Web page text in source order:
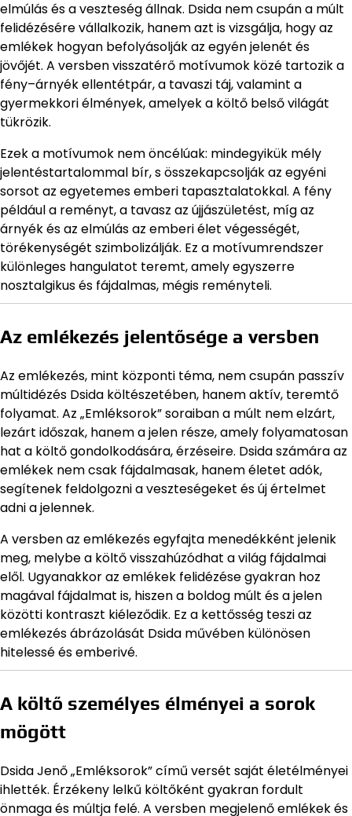
elmúlás és a veszteség állnak. Dsida nem csupán a múlt
felidézésére vállalkozik, hanem azt is vizsgálja, hogy az
emlékek hogyan befolyásolják az egyén jelenét és
jövőjét. A versben visszatérő motívumok közé tartozik a
fény–árnyék ellentétpár, a tavaszi táj, valamint a
gyermekkori élmények, amelyek a költő belső világát
tükrözik.
Ezek a motívumok nem öncélúak: mindegyikük mély
jelentéstartalommal bír, s összekapcsolják az egyéni
sorsot az egyetemes emberi tapasztalatokkal. A fény
például a reményt, a tavasz az újjászületést, míg az
árnyék és az elmúlás az emberi élet végességét,
törékenységét szimbolizálják. Ez a motívumrendszer
különleges hangulatot teremt, amely egyszerre
nosztalgikus és fájdalmas, mégis reményteli.
Az emlékezés jelentősége a versben
Az emlékezés, mint központi téma, nem csupán passzív
múltidézés Dsida költészetében, hanem aktív, teremtő
folyamat. Az „Emléksorok” soraiban a múlt nem elzárt,
lezárt időszak, hanem a jelen része, amely folyamatosan
hat a költő gondolkodására, érzéseire. Dsida számára az
emlékek nem csak fájdalmasak, hanem életet adók,
segítenek feldolgozni a veszteségeket és új értelmet
adni a jelennek.
A versben az emlékezés egyfajta menedékként jelenik
meg, melybe a költő visszahúzódhat a világ fájdalmai
elől. Ugyanakkor az emlékek felidézése gyakran hoz
magával fájdalmat is, hiszen a boldog múlt és a jelen
közötti kontraszt kiéleződik. Ez a kettősség teszi az
emlékezés ábrázolását Dsida művében különösen
hitelessé és emberivé.
A költő személyes élményei a sorok
mögött
Dsida Jenő „Emléksorok” című versét saját életélményei
ihlették. Érzékeny lelkű költőként gyakran fordult
önmaga és múltja felé. A versben megjelenő emlékek és